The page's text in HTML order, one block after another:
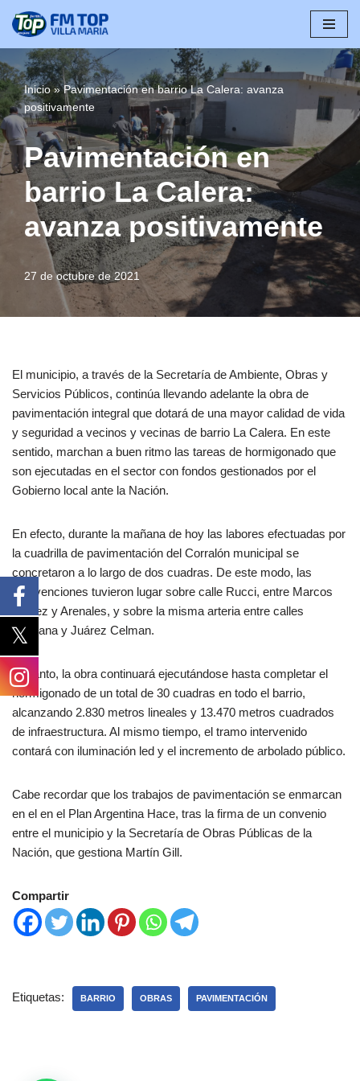
al
contenido
Inicio»Pavimentación en barrio La Calera: avanza
positivamente
Pavimentación en
barrio La Calera:
avanza positivamente
27 de octubre de 2021
El municipio, a través de la Secretaría de Ambiente, Obras y
Servicios Públicos, continúa llevando adelante la obra de
pavimentación integral que dotará de una mayor calidad de vida
y seguridad a vecinos y vecinas de barrio La Calera. En este
sentido, marchan a buen ritmo las tareas de hormigonado que
son ejecutadas en el sector con fondos gestionados por el
Gobierno local ante la Nación.
En efecto, durante la mañana de hoy las labores efectuadas por
la cuadrilla de pavimentación del Corralón municipal se
concretaron a lo largo de dos cuadras. De este modo, las
intervenciones tuvieron lugar sobre calle Rucci, entre Marcos
Juárez y Arenales, y sobre la misma arteria entre calles
Chiclana y Juárez Celman.
En tanto, la obra continuará ejecutándose hasta completar el
hormigonado de un total de 30 cuadras en todo el barrio,
alcanzando 2.830 metros lineales y 13.470 metros cuadrados
de infraestructura. Al mismo tiempo, el tramo intervenido
contará con iluminación led y el incremento de arbolado público.
Cabe recordar que los trabajos de pavimentación se enmarcan
en el en el Plan Argentina Hace, tras la firma de un convenio
entre el municipio y la Secretaría de Obras Públicas de la
Nación, que gestiona Martín Gill.
Compartir
Etiquetas: BARRIO OBRAS PAVIMENTACIÓN